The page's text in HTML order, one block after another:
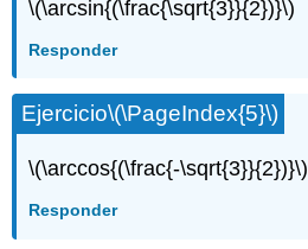
\(\arcsin{(\frac{\sqrt{3}}{2})}\)
Responder
Ejercicio\(\PageIndex{5}\)
\(\arccos{(\frac{-\sqrt{3}}{2})}\)
Responder